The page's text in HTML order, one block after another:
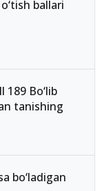
ballari
Bo‘lib
tanishing